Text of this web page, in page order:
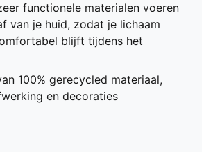
functionele materialen voeren
van je huid, zodat je lichaam
blijft tijdens het
100% gerecycled materiaal,
en decoraties